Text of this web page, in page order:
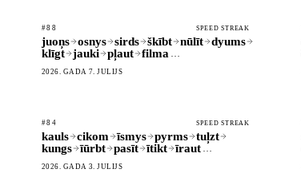
#88 SPEED STREAK
juoņs osnys sirds škībt nūlīt
dyums
klīgt
jauki pļaut filma …
2026. GADA 7. JŪLIJS
#84 SPEED STREAK
kauls cikom īsmys pyrms
tuļzt
kungs
īūrbt pasīt ītikt īraut …
2026. GADA 3. JŪLIJS